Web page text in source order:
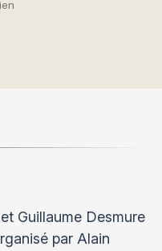
Guillaume Desmure
par Alain